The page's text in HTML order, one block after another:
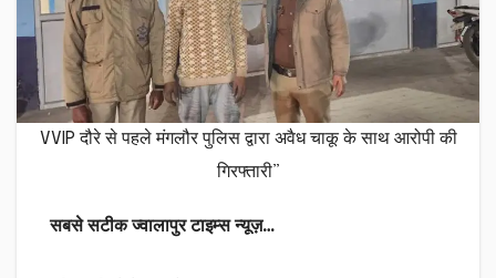
VVIP दौरे से पहले मंगलौर पुलिस द्वारा अवैध चाकू के साथ आरोपी की
गिरफ्तारी”
सबसे सटीक ज्वालापुर टाइम्स न्यूज़…